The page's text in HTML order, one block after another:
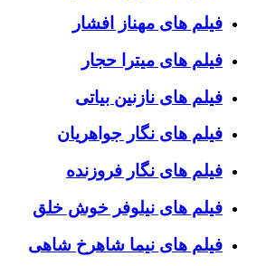
فیلم های مهناز افشار
فیلم های میترا حجار
فیلم های نازنین بیاتی
فیلم های نگار جواهریان
فیلم های نگار فروزنده
فیلم های نیلوفر خوش خلق
فیلم های نیما شاهرخ شاهی